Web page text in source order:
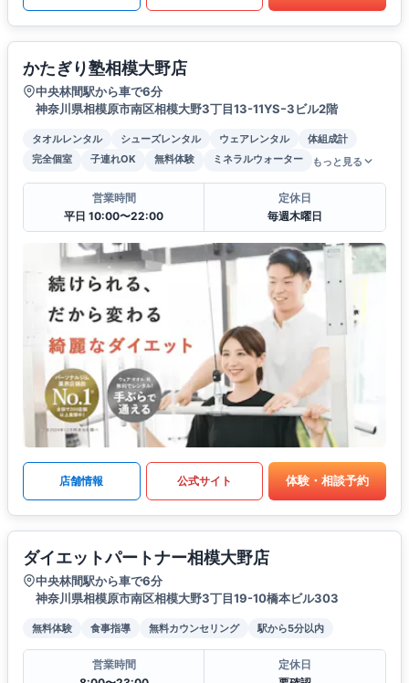
かたぎり塾相模大野店
中央林間駅から車で6分
神奈川県相模原市南区相模大野3丁目13-11YSｰ3ビル2階
タオルレンタル シューズレンタル ウェアレンタル
体組成計
完全個室
子連れOK 無料体験 ミネラルウォーター もっと見る
営業時間
平日 10:00〜22:00
定休日
毎週木曜日
店舗情報 公式サイト 体験・相談予約
ダイエットパートナー相模大野店
中央林間駅から車で6分
神奈川県相模原市南区相模大野3丁目19-10橋本ビル303
無料体験 食事指導 無料カウンセリング 駅から5分以内
営業時間
定休日